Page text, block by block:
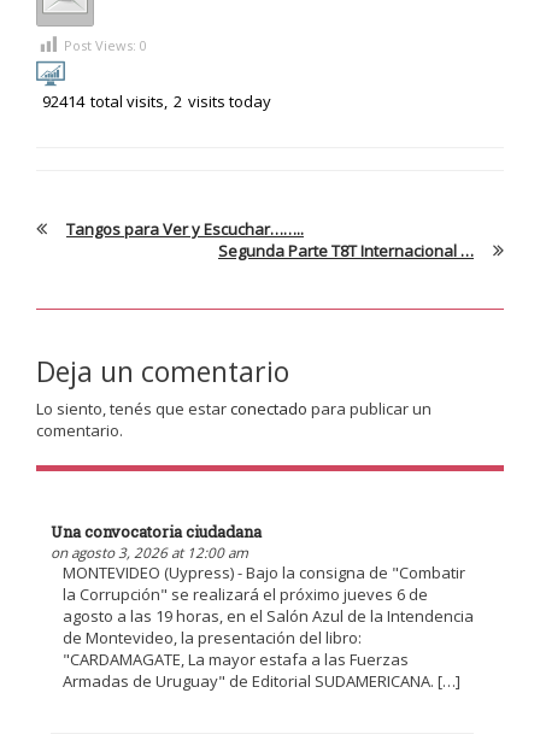
Post Views: 0
92414 total visits, 2 visits today
Tangos para Ver y Escuchar……..
Segunda Parte T8T Internacional …
Deja un comentario
Lo siento, tenés que estarconectado para publicar un
comentario.
Una convocatoria ciudadana
on agosto 3, 2026 at 12:00 am
MONTEVIDEO (Uypress) - Bajo la consigna de "Combatir
la Corrupción" se realizará el próximo jueves 6 de
agosto a las 19 horas, en el Salón Azul de la Intendencia
de Montevideo, la presentación del libro:
"CARDAMAGATE, La mayor estafa a las Fuerzas
Armadas de Uruguay" de Editorial SUDAMERICANA. […]